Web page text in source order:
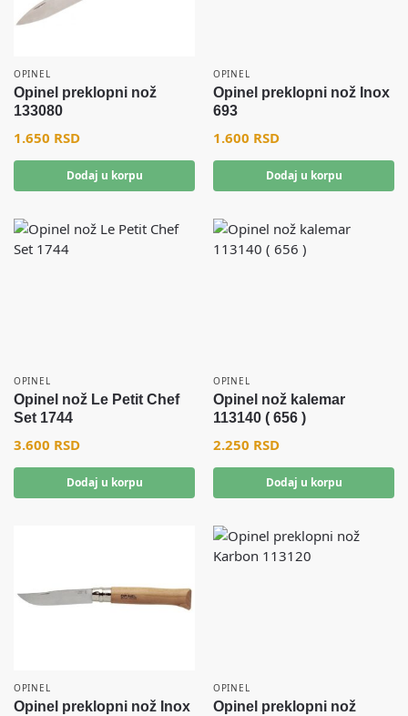
OPINEL
Opinel preklopni nož
133080
1.650 RSD
Dodaj u korpu
OPINEL
Opinel preklopni nož Inox
693
1.600 RSD
Dodaj u korpu
OPINEL
Opinel nož Le Petit Chef
Set 1744
3.600 RSD
Dodaj u korpu
OPINEL
Opinel nož kalemar
113140 ( 656 )
2.250 RSD
Dodaj u korpu
OPINEL
Opinel preklopni nož Inox
OPINEL
Opinel preklopni nož